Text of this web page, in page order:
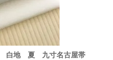
白地 夏 九寸名古屋帯